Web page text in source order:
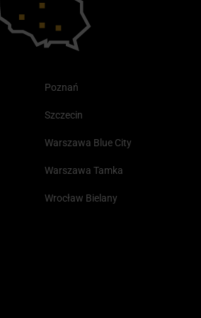
Poznań
Szczecin
Warszawa Blue City
Warszawa Tamka
Wrocław Bielany